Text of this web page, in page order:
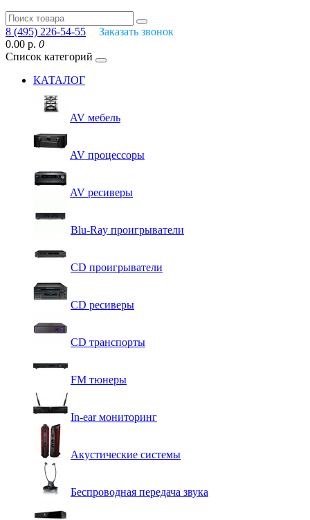
8 (495) 226-54-55
Заказать звонок
0.00 р. 0
Список категорий
КАТАЛОГ
AV мебель
AV процессоры
AV ресиверы
Blu-Ray проигрыватели
CD проигрыватели
CD ресиверы
CD транспорты
FM тюнеры
In-ear мониторинг
Акустические системы
Беспроводная передача звука